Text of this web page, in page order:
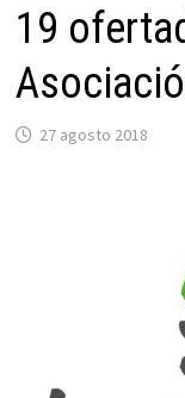
19
27 agosto 2018